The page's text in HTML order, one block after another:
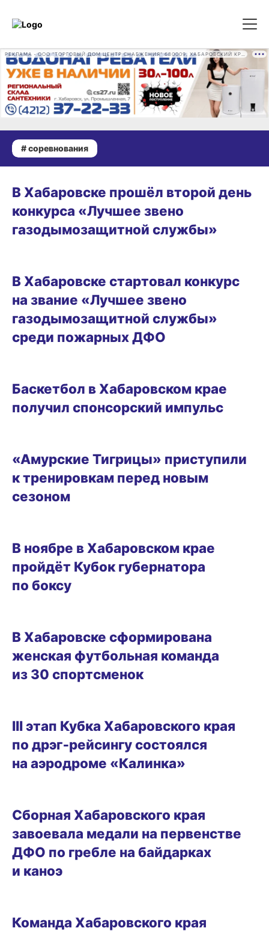
# соревнования
В Хабаровске прошёл второй день
конкурса «Лучшее звено
газодымозащитной службы»
В Хабаровске стартовал конкурс
на звание «Лучшее звено
газодымозащитной службы»
среди пожарных ДФО
Баскетбол в Хабаровском крае
получил спонсорский импульс
«Амурские Тигрицы» приступили
к тренировкам перед новым
сезоном
В ноябре в Хабаровском крае
пройдёт Кубок губернатора
по боксу
В Хабаровске сформирована
женская футбольная команда
из 30 спортсменок
III этап Кубка Хабаровского края
по дрэг‑рейсингу состоялся
на аэродроме «Калинка»
Сборная Хабаровского края
завоевала медали на первенстве
ДФО по гребле на байдарках
и каноэ
Команда Хабаровского края